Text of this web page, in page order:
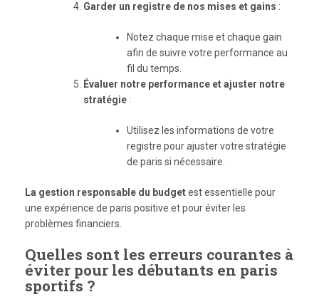
Garder un registre de nos mises et gains :
Notez chaque mise et chaque gain
afin de suivre votre performance au
fil du temps.
Évaluer notre performance et ajuster notre
stratégie :
Utilisez les informations de votre
registre pour ajuster votre stratégie
de paris si nécessaire.
La gestion responsable du budgetest essentielle pour
une expérience de paris positive et pour éviter les
problèmes financiers.
Quelles sont les erreurs courantes à
éviter pour les débutants en paris
sportifs ?